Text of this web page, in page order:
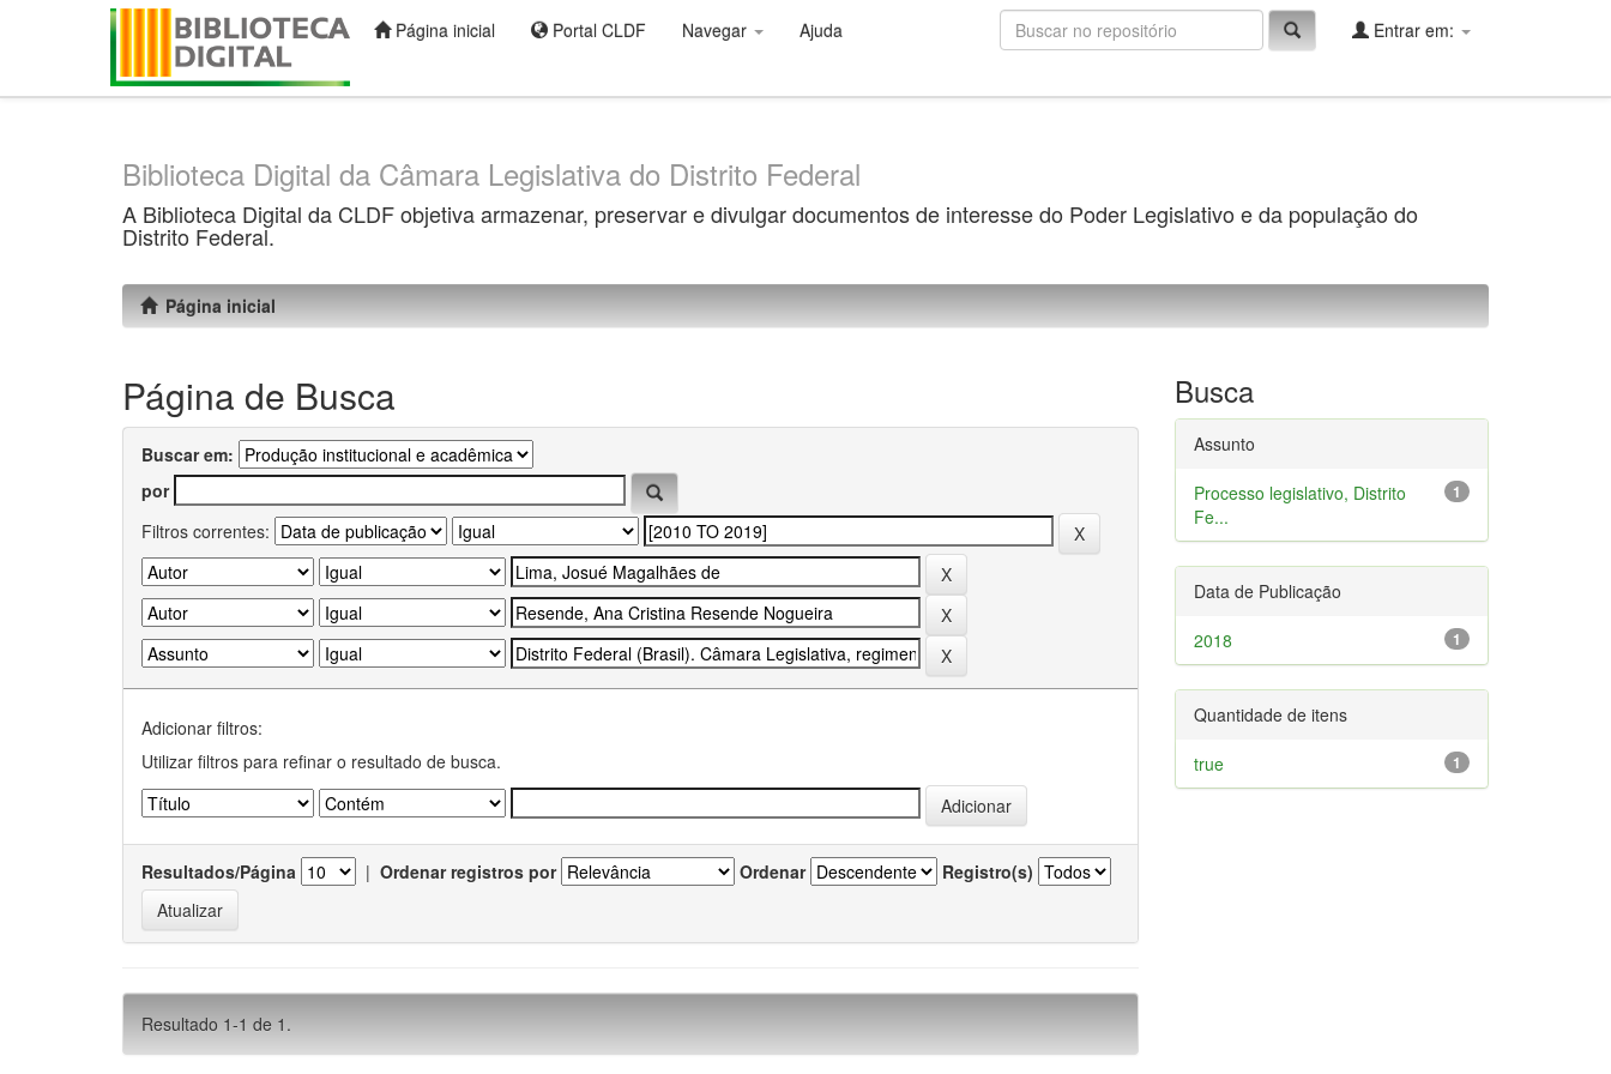
Página inicial Portal CLDF Navegar Ajuda Entrar em:
Biblioteca Digital da Câmara Legislativa do Distrito Federal
A Biblioteca Digital da CLDF objetiva armazenar, preservar e divulgar documentos de interesse do Poder Legislativo e da população do
Distrito Federal.
Página inicial
Página de Busca
Buscar em:
por
Filtros correntes:
Adicionar filtros:
Utilizar filtros para refinar o resultado de busca.
Resultados/Página | Ordenar registros por Ordenar Registro(s)
Resultado 1-1 de 1.
Busca
Assunto
1
Processo legislativo, Distrito
Fe...
Data de Publicação
1
2018
Quantidade de itens
1
true